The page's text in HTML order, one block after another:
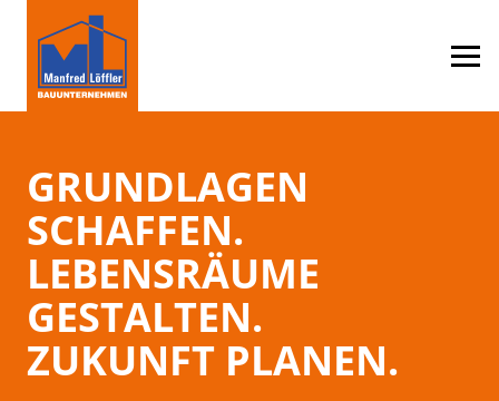
GRUNDLAGEN
SCHAFFEN.
LEBENSRÄUME
GESTALTEN.
ZUKUNFT PLANEN.